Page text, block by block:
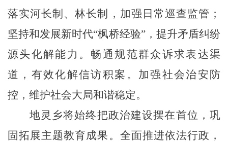
落实河长制、林长制，加强日常巡查监管；
坚持和发展新时代“枫桥经验”，提升矛盾纠纷
源头化解能力。畅通规范群众诉求表达渠
道，有效化解信访积案。加强社会治安防
控，维护社会大局和谐稳定。
地灵乡将始终把政治建设摆在首位，巩
固拓展主题教育成果。全面推进依法行政，